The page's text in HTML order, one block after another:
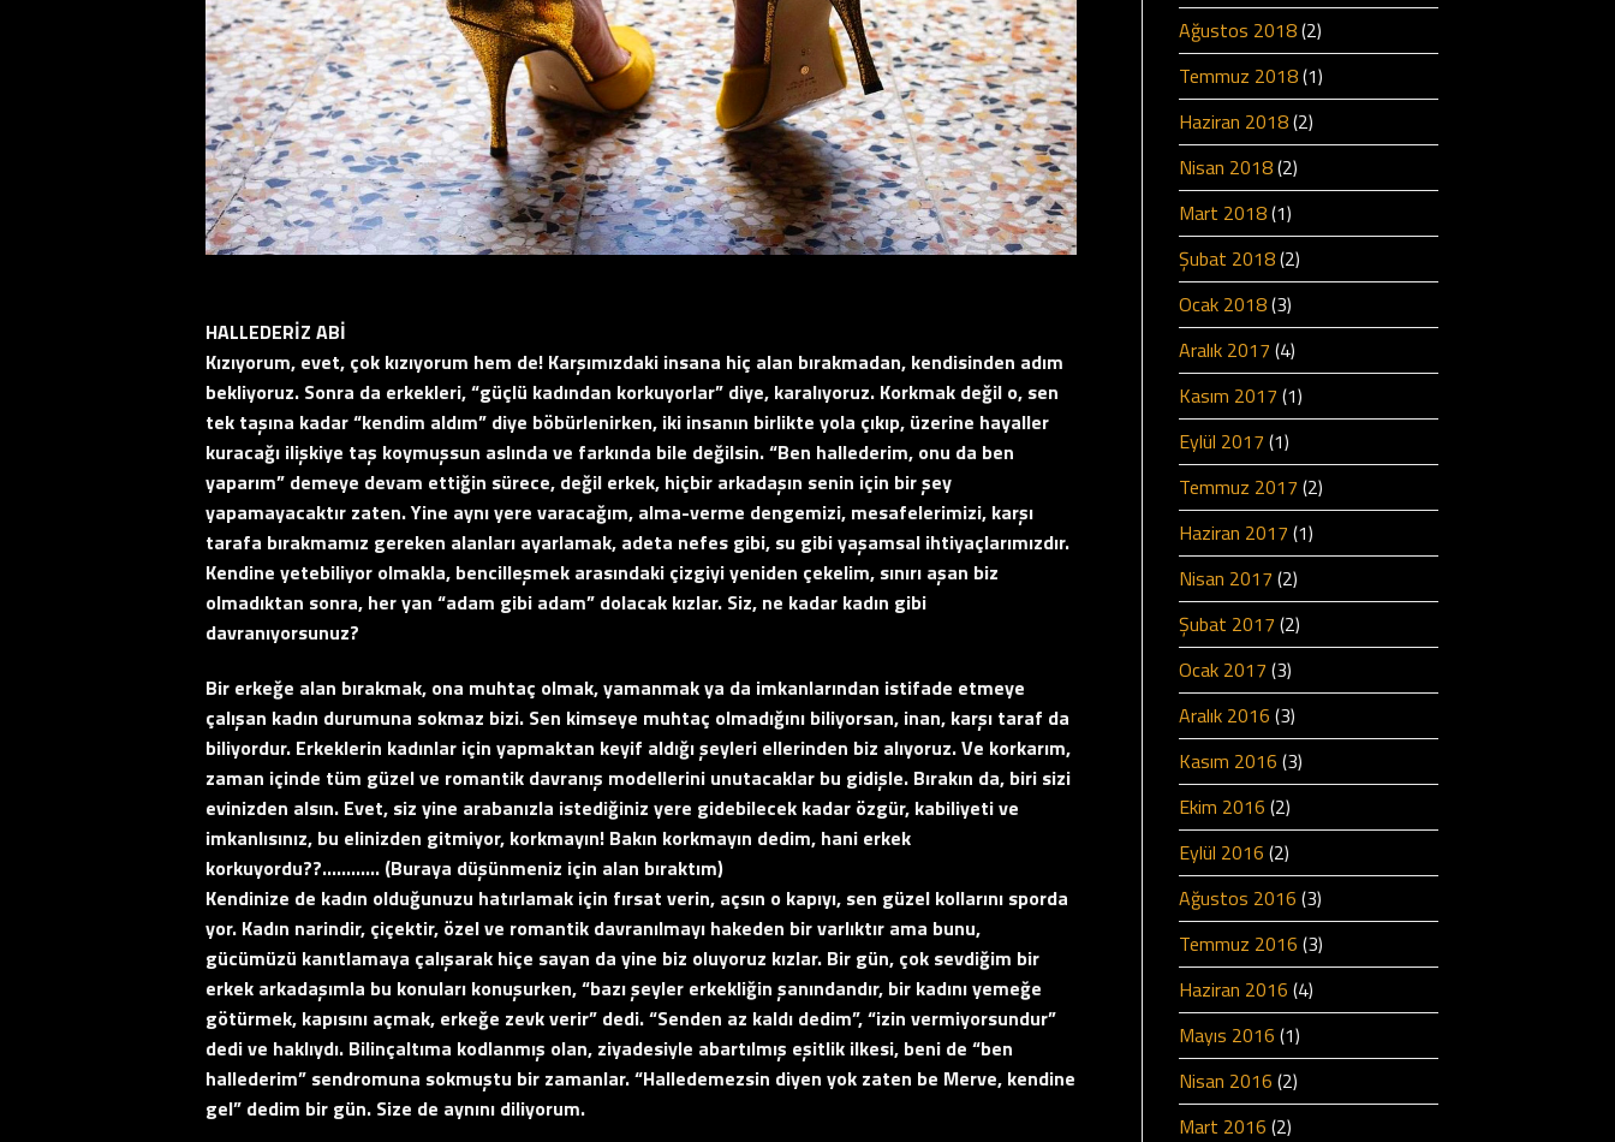
HALLEDERİZ ABİ
Kızıyorum, evet, çok kızıyorum hem de! Karşımızdaki insana hiç alan bırakmadan, kendisinden adım
bekliyoruz. Sonra da erkekleri, “güçlü kadından korkuyorlar” diye, karalıyoruz. Korkmak değil o, sen
tek taşına kadar “kendim aldım” diye böbürlenirken, iki insanın birlikte yola çıkıp, üzerine hayaller
kuracağı ilişkiye taş koymuşsun aslında ve farkında bile değilsin. “Ben hallederim, onu da ben
yaparım” demeye devam ettiğin sürece, değil erkek, hiçbir arkadaşın senin için bir şey
yapamayacaktır zaten. Yine aynı yere varacağım, alma-verme dengemizi, mesafelerimizi, karşı
tarafa bırakmamız gereken alanları ayarlamak, adeta nefes gibi, su gibi yaşamsal ihtiyaçlarımızdır.
Kendine yetebiliyor olmakla, bencilleşmek arasındaki çizgiyi yeniden çekelim, sınırı aşan biz
olmadıktan sonra, her yan “adam gibi adam” dolacak kızlar. Siz, ne kadar kadın gibi
davranıyorsunuz?
Bir erkeğe alan bırakmak, ona muhtaç olmak, yamanmak ya da imkanlarından istifade etmeye
çalışan kadın durumuna sokmaz bizi. Sen kimseye muhtaç olmadığını biliyorsan, inan, karşı taraf da
biliyordur. Erkeklerin kadınlar için yapmaktan keyif aldığı şeyleri ellerinden biz alıyoruz. Ve korkarım,
zaman içinde tüm güzel ve romantik davranış modellerini unutacaklar bu gidişle. Bırakın da, biri sizi
evinizden alsın. Evet, siz yine arabanızla istediğiniz yere gidebilecek kadar özgür, kabiliyeti ve
imkanlısınız, bu elinizden gitmiyor, korkmayın! Bakın korkmayın dedim, hani erkek
korkuyordu??………… (Buraya düşünmeniz için alan bıraktım)
Kendinize de kadın olduğunuzu hatırlamak için fırsat verin, açsın o kapıyı, sen güzel kollarını sporda
yor. Kadın narindir, çiçektir, özel ve romantik davranılmayı hakeden bir varlıktır ama bunu,
gücümüzü kanıtlamaya çalışarak hiçe sayan da yine biz oluyoruz kızlar. Bir gün, çok sevdiğim bir
erkek arkadaşımla bu konuları konuşurken, “bazı şeyler erkekliğin şanındandır, bir kadını yemeğe
götürmek, kapısını açmak, erkeğe zevk verir” dedi. “Senden az kaldı dedim”, “izin vermiyorsundur”
dedi ve haklıydı. Bilinçaltıma kodlanmış olan, ziyadesiyle abartılmış eşitlik ilkesi, beni de “ben
hallederim” sendromuna sokmuştu bir zamanlar. “Halledemezsin diyen yok zaten be Merve, kendine
gel” dedim bir gün. Size de aynını diliyorum.
Ağustos 2018(2)
Temmuz 2018(1)
Haziran 2018(2)
Nisan 2018(2)
Mart 2018(1)
Şubat 2018(2)
Ocak 2018(3)
Aralık 2017 (4)
Kasım 2017 (1)
Eylül 2017 (1)
Temmuz 2017 (2)
Haziran 2017 (1)
Nisan 2017 (2)
Şubat 2017 (2)
Ocak 2017 (3)
Aralık 2016 (3)
Kasım 2016 (3)
Ekim 2016 (2)
Eylül 2016 (2)
Ağustos 2016 (3)
Temmuz 2016 (3)
Haziran 2016 (4)
Mayıs 2016 (1)
Nisan 2016 (2)
Mart 2016 (2)